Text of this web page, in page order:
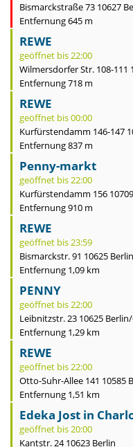
Bismarckstraße 73 10627
Entfernung 645 m
REWE
geöffnet bis 22:00
Wilmersdorfer Str. 108-
Entfernung 718 m
REWE
geöffnet bis 00:00
Kurfürstendamm 146-147
Entfernung 837 m
Penny-markt
geöffnet bis 22:00
Kurfürstendamm 156
Entfernung 910 m
REWE
geöffnet bis 23:59
Bismarckstr. 91 10625
Entfernung 1,09 km
PENNY
geöffnet bis 22:00
Leibnitzstr. 23 10625
Entfernung 1,29 km
REWE
geöffnet bis 22:00
Otto-Suhr-Allee 141 10585
Entfernung 1,51 km
Edeka Jost in
geöffnet bis 20:00
Kantstr. 24 10623 Berlin